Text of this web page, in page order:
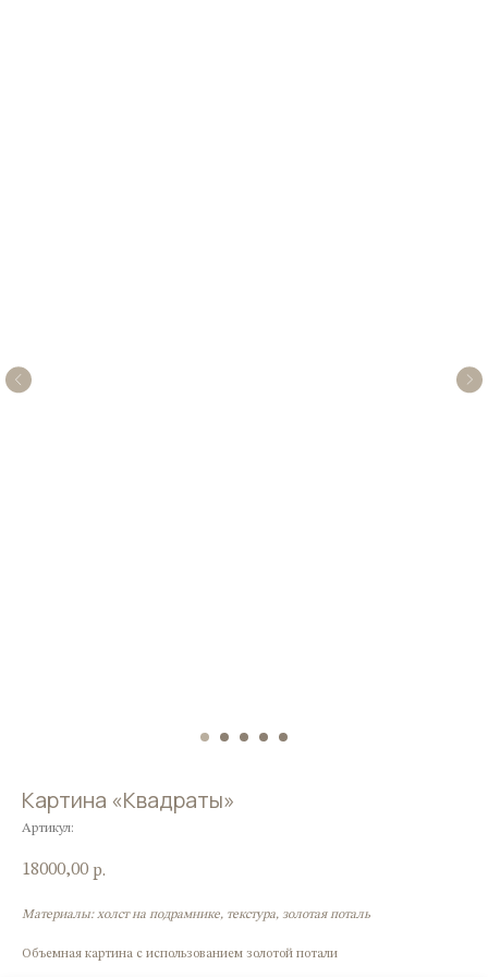
Картина «Квадраты»
Артикул:
18000,00 р.
Материалы: холст на подрамнике, текстура, золотая поталь
Объемная картина с использованием золотой потали